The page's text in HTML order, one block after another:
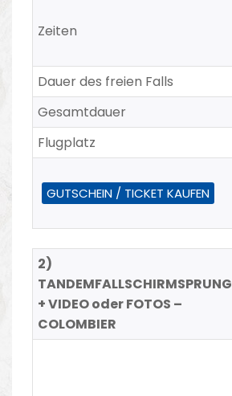
Zeiten
Dauer des freien Falls
Gesamtdauer
Flugplatz
GUTSCHEIN / TICKET KAUFEN
2)
TANDEMFALLSCHIRMSPRUNG
+ VIDEO oder FOTOS –
COLOMBIER